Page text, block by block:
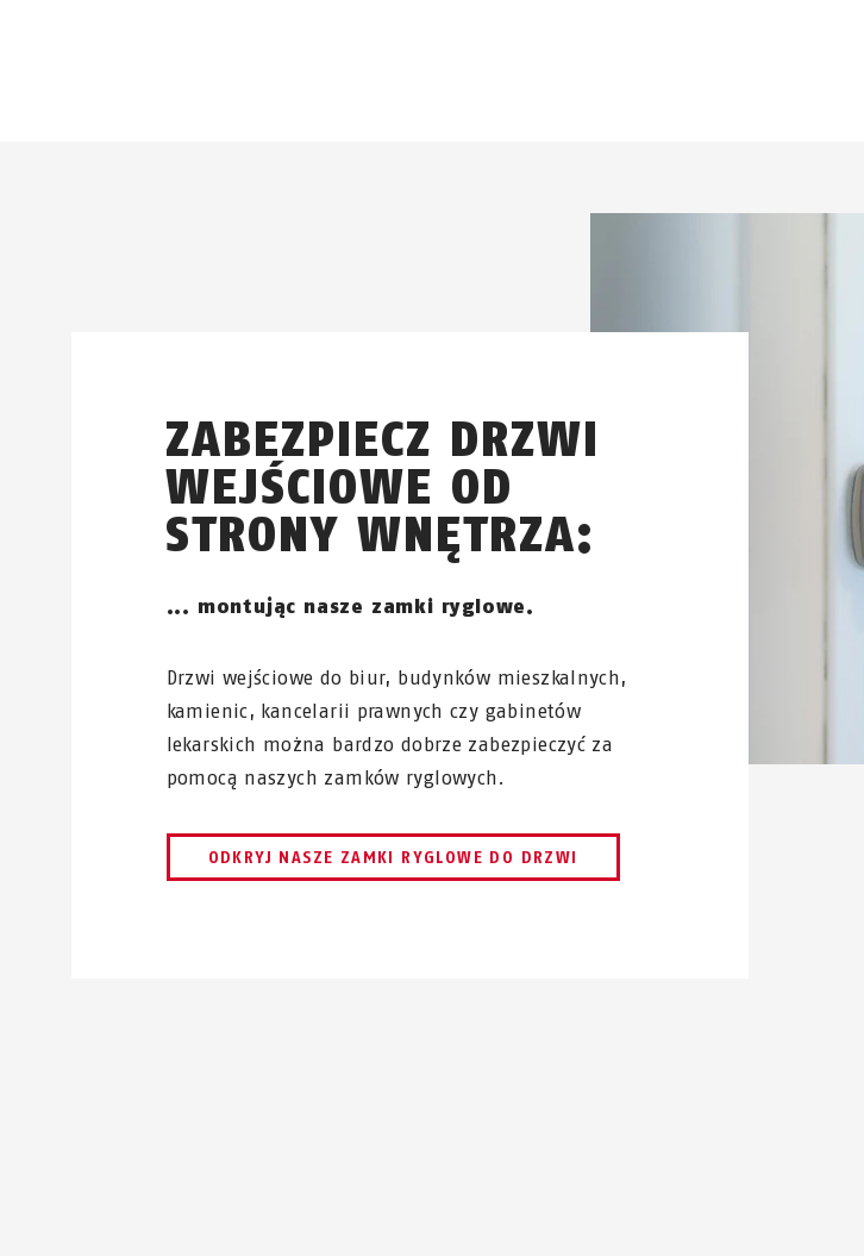
ZABEZPIECZ DRZWI
WEJŚCIOWE OD
STRONY WNĘTRZA:
... montując nasze zamki ryglowe.
Drzwi wejściowe do biur, budynków mieszkalnych,
kamienic, kancelarii prawnych czy gabinetów
lekarskich można bardzo dobrze zabezpieczyć za
pomocą naszych zamków ryglowych.
ODKRYJ NASZE ZAMKI RYGLOWE DO DRZWI